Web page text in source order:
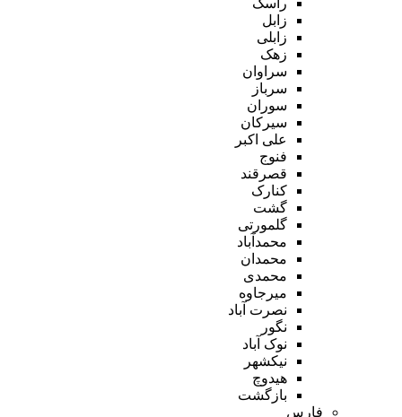
زابل
زابلی
زهک
سراوان
سرباز
سوران
سیرکان
علی اکبر
فنوج
قصرقند
کنارک
گشت
گلمورتی
محمدآباد
محمدان
محمدی
میرجاوه
نصرت آباد
نگور
نوک آباد
نیکشهر
هیدوچ
بازگشت
فارس